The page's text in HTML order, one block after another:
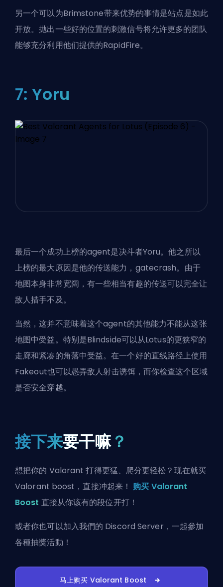
另一个可以为Brimstone带来优势的事情是站点是如此
开放。抛出一些好的位置的刺激信号将允许更多的团队
能够充分利用他们提供的RapidFire。
7: Yoru
最后一个成功上榜的agent是决斗者Yoru。他之所以
上榜的最大原因是他的传送能力，gatecrash。由于
地图本身非常宽阔，有一些相当有趣的传送可以完全让
敌人措手不及。
当然，这并不意味着这个agent的其他能力不能从这张
地图中受益。特别是Blindside可以从Lotus的更狭窄的
走廊和紧凑的角落中受益。在一个好的直线路径上使用
Fakeout也可以愚弄敌人射击诱饵，而你检查这个区域
是否安全穿越。
接下来要干嘛？
想把你的 Valorant 打得更猛、爬分更轻松？现在就买
Valorant boost，直接冲起来！购买 Valorant
Boost 直接从你该有的段位开打！
或者你也可以加入我們的 Discord Server ，一起參加
各種抽獎活動！
马上购买 Valorant Boost